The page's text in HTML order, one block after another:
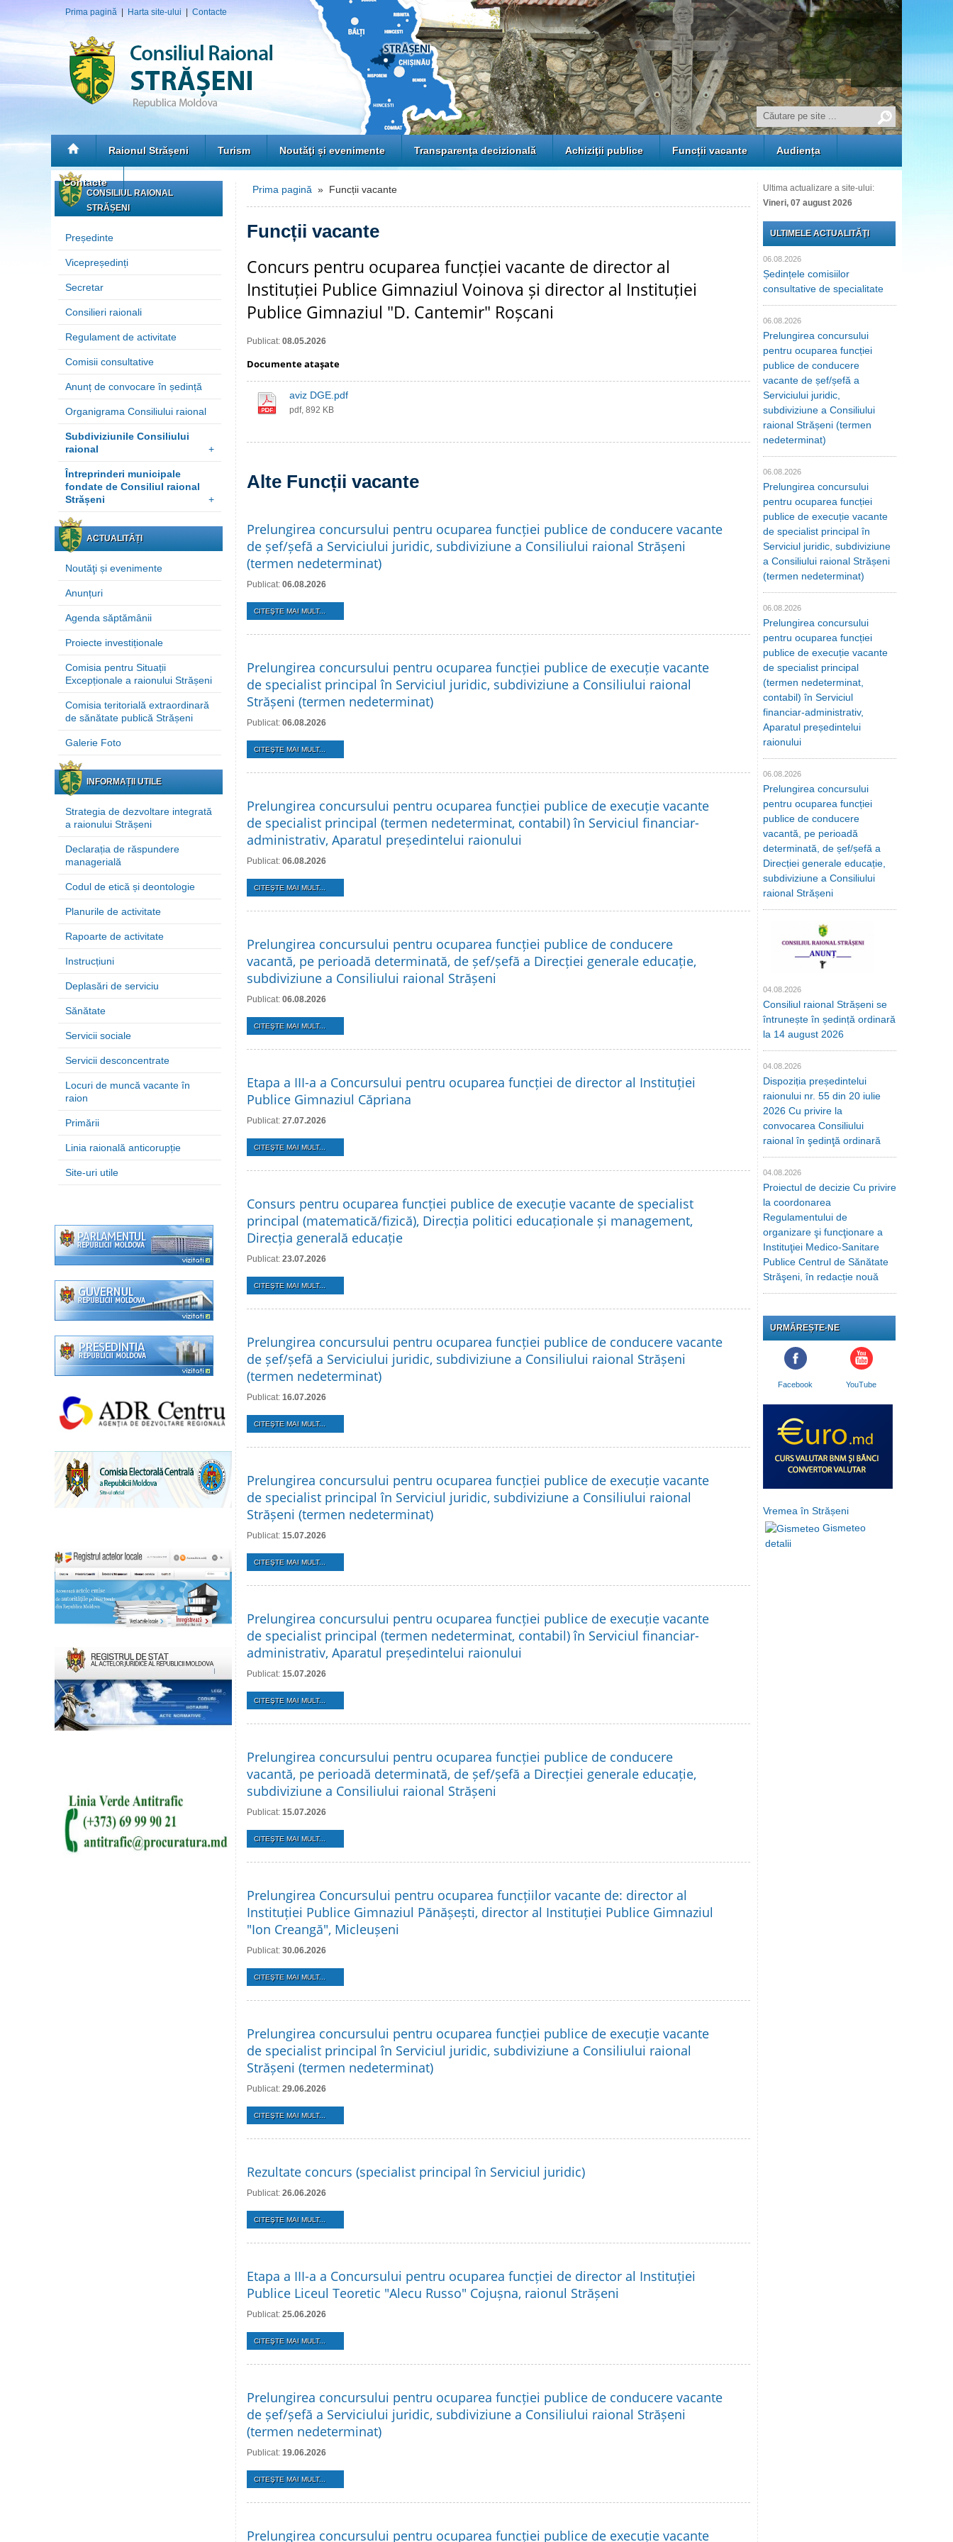
Prima pagină Harta site-ului Contacte
Raionul Strășeni Turism Noutăţi și evenimente Transparența decizională Achiziţii publice Funcții vacante Audiența
Contacte
CONSILIUL RAIONAL
STRĂȘENI
Președinte
Vicepreședinți
Secretar
Consilieri raionali
Regulament de activitate
Comisii consultative
Anunț de convocare în ședință
Organigrama Consiliului raional
Subdiviziunile Consiliului
raional
+
Întreprinderi municipale
fondate de Consiliul raional
Strășeni
+
ACTUALITĂȚI
Noutăţi și evenimente
Anunțuri
Agenda săptămânii
Proiecte investiționale
Comisia pentru Situații
Excepționale a raionului Strășeni
Comisia teritorială extraordinară
de sănătate publică Strășeni
Galerie Foto
INFORMAȚII UTILE
Strategia de dezvoltare integrată
a raionului Strășeni
Declarația de răspundere
managerială
Codul de etică și deontologie
Planurile de activitate
Rapoarte de activitate
Instrucțiuni
Deplasări de serviciu
Sănătate
Servicii sociale
Servicii desconcentrate
Locuri de muncă vacante în
raion
Primării
Linia raională anticorupție
Site-uri utile
Prima pagină » Funcții vacante
Funcții vacante
Concurs pentru ocuparea funcției vacante de director al
Instituției Publice Gimnaziul Voinova și director al Instituției
Publice Gimnaziul "D. Cantemir" Roșcani
Publicat: 08.05.2026
Documente ataşate
aviz DGE.pdf
pdf, 892 KB
Alte Funcții vacante
Prelungirea concursului pentru ocuparea funcției publice de conducere vacante
de șef/șefă a Serviciului juridic, subdiviziune a Consiliului raional Strășeni
(termen nedeterminat)
Publicat: 06.08.2026
CITEŞTE MAI MULT...
Prelungirea concursului pentru ocuparea funcției publice de execuție vacante
de specialist principal în Serviciul juridic, subdiviziune a Consiliului raional
Strășeni (termen nedeterminat)
Publicat: 06.08.2026
CITEŞTE MAI MULT...
Prelungirea concursului pentru ocuparea funcției publice de execuție vacante
de specialist principal (termen nedeterminat, contabil) în Serviciul financiar-
administrativ, Aparatul președintelui raionului
Publicat: 06.08.2026
CITEŞTE MAI MULT...
Prelungirea concursului pentru ocuparea funcției publice de conducere
vacantă, pe perioadă determinată, de șef/șefă a Direcției generale educație,
subdiviziune a Consiliului raional Strășeni
Publicat: 06.08.2026
CITEŞTE MAI MULT...
Etapa a III-a a Concursului pentru ocuparea funcției de director al Instituției
Publice Gimnaziul Căpriana
Publicat: 27.07.2026
CITEŞTE MAI MULT...
Consurs pentru ocuparea funcției publice de execuție vacante de specialist
principal (matematică/fizică), Direcția politici educaționale și management,
Direcția generală educație
Publicat: 23.07.2026
CITEŞTE MAI MULT...
Prelungirea concursului pentru ocuparea funcției publice de conducere vacante
de șef/șefă a Serviciului juridic, subdiviziune a Consiliului raional Strășeni
(termen nedeterminat)
Publicat: 16.07.2026
CITEŞTE MAI MULT...
Prelungirea concursului pentru ocuparea funcției publice de execuție vacante
de specialist principal în Serviciul juridic, subdiviziune a Consiliului raional
Strășeni (termen nedeterminat)
Publicat: 15.07.2026
CITEŞTE MAI MULT...
Prelungirea concursului pentru ocuparea funcției publice de execuție vacante
de specialist principal (termen nedeterminat, contabil) în Serviciul financiar-
administrativ, Aparatul președintelui raionului
Publicat: 15.07.2026
CITEŞTE MAI MULT...
Prelungirea concursului pentru ocuparea funcției publice de conducere
vacantă, pe perioadă determinată, de șef/șefă a Direcției generale educație,
subdiviziune a Consiliului raional Strășeni
Publicat: 15.07.2026
CITEŞTE MAI MULT...
Prelungirea Concursului pentru ocuparea funcțiilor vacante de: director al
Instituției Publice Gimnaziul Pănășești, director al Instituției Publice Gimnaziul
"Ion Creangă", Micleușeni
Publicat: 30.06.2026
CITEŞTE MAI MULT...
Prelungirea concursului pentru ocuparea funcției publice de execuție vacante
de specialist principal în Serviciul juridic, subdiviziune a Consiliului raional
Strășeni (termen nedeterminat)
Publicat: 29.06.2026
CITEŞTE MAI MULT...
Rezultate concurs (specialist principal în Serviciul juridic)
Publicat: 26.06.2026
CITEŞTE MAI MULT...
Etapa a III-a a Concursului pentru ocuparea funcției de director al Instituției
Publice Liceul Teoretic "Alecu Russo" Cojușna, raionul Strășeni
Publicat: 25.06.2026
CITEŞTE MAI MULT...
Prelungirea concursului pentru ocuparea funcției publice de conducere vacante
de șef/șefă a Serviciului juridic, subdiviziune a Consiliului raional Strășeni
(termen nedeterminat)
Publicat: 19.06.2026
CITEŞTE MAI MULT...
Prelungirea concursului pentru ocuparea funcției publice de execuție vacante
Ultima actualizare a site-ului:
Vineri, 07 august 2026
ULTIMELE ACTUALITĂŢI
06.08.2026
Ședințele comisiilor
consultative de specialitate
06.08.2026
Prelungirea concursului
pentru ocuparea funcției
publice de conducere
vacante de șef/șefă a
Serviciului juridic,
subdiviziune a Consiliului
raional Strășeni (termen
nedeterminat)
06.08.2026
Prelungirea concursului
pentru ocuparea funcției
publice de execuție vacante
de specialist principal în
Serviciul juridic, subdiviziune
a Consiliului raional Strășeni
(termen nedeterminat)
06.08.2026
Prelungirea concursului
pentru ocuparea funcției
publice de execuție vacante
de specialist principal
(termen nedeterminat,
contabil) în Serviciul
financiar-administrativ,
Aparatul președintelui
raionului
06.08.2026
Prelungirea concursului
pentru ocuparea funcției
publice de conducere
vacantă, pe perioadă
determinată, de șef/șefă a
Direcției generale educație,
subdiviziune a Consiliului
raional Strășeni
04.08.2026
Consiliul raional Strășeni se
întrunește în ședință ordinară
la 14 august 2026
04.08.2026
Dispoziția președintelui
raionului nr. 55 din 20 iulie
2026 Cu privire la
convocarea Consiliului
raional în şedinţă ordinară
04.08.2026
Proiectul de decizie Cu privire
la coordonarea
Regulamentului de
organizare şi funcţionare a
Instituţiei Medico-Sanitare
Publice Centrul de Sănătate
Străşeni, în redacție nouă
URMĂREȘTE-NE
Facebook YouTube
Vremea în Strășeni
Gismeteo
detalii